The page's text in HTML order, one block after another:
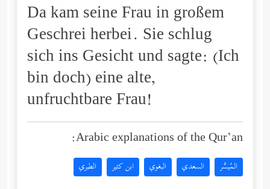
Da kam seine Frau in großem
Geschrei herbei. Sie schlug
sich ins Gesicht und sagte: (Ich
bin doch) eine alte,
unfruchtbare Frau!
Arabic explanations of the Qur’an:
المُيسَّر السعدي البغوي ابن كثير الطبري